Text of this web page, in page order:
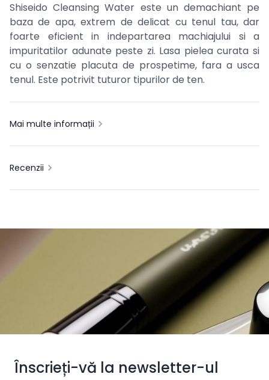
Shiseido Cleansing Water este un demachiant pe
baza de apa, extrem de delicat cu tenul tau, dar
foarte eficient in indepartarea machiajului si a
impuritatilor adunate peste zi. Lasa pielea curata si
cu o senzatie placuta de prospetime, fara a usca
tenul. Este potrivit tuturor tipurilor de ten.
Mai multe informații
Recenzii
Înscrieți-vă la newsletter-ul